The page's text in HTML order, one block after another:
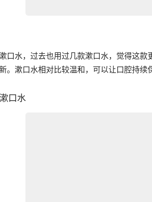
水，过去也用过几款漱口水，觉得这款
。漱口水相对比较温和，可以让口腔持续
口水